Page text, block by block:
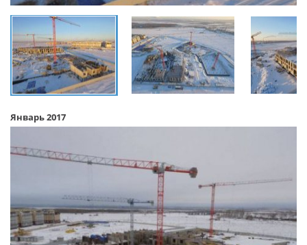
Январь 2017